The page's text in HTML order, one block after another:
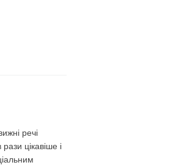
речі
цікавіше і